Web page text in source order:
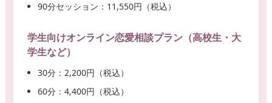
90分セッション：11,550円（税込）
学生向けオンライン恋愛相談プラン（高校生・大
学生など）
30分：2,200円（税込）
60分：4,400円（税込）